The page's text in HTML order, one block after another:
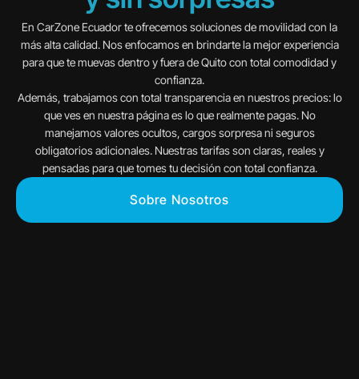
En CarZone Ecuador te ofrecemos soluciones de movilidad con la
más alta calidad. Nos enfocamos en brindarte la mejor experiencia
para que te muevas dentro y fuera de Quito con total comodidad y
confianza.
Además, trabajamos con total transparencia en nuestros precios: lo
que ves en nuestra página es lo que realmente pagas. No
manejamos valores ocultos, cargos sorpresa ni seguros
obligatorios adicionales. Nuestras tarifas son claras, reales y
pensadas para que tomes tu decisión con total confianza.
Sobre Nosotros